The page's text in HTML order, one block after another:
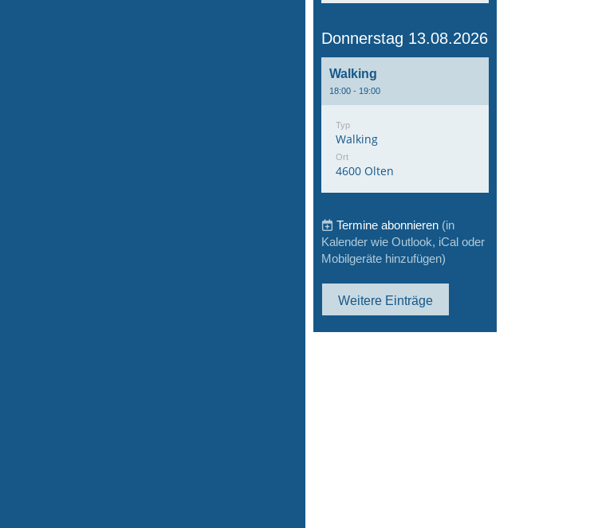
Donnerstag 13.08.2026
Walking
18:00 - 19:00
Typ
Walking
Ort
4600 Olten
Termine abonnieren (in
Kalender wie Outlook, iCal oder
Mobilgeräte hinzufügen)
Weitere Einträge